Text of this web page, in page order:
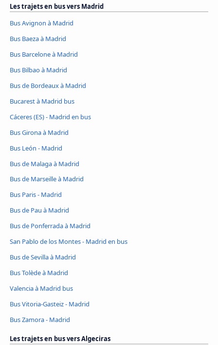
Les trajets en bus vers Madrid
Bus Avignon à Madrid
Bus Baeza à Madrid
Bus Barcelone à Madrid
Bus Bilbao à Madrid
Bus de Bordeaux à Madrid
Bucarest à Madrid bus
Cáceres‎ (ES) - Madrid en bus
Bus Girona à Madrid
Bus León - Madrid
Bus de Malaga à Madrid
Bus de Marseille à Madrid
Bus Paris - Madrid
Bus de Pau à Madrid
Bus de Ponferrada à Madrid
San Pablo de los Montes - Madrid en bus
Bus de Sevilla à Madrid
Bus Tolède à Madrid
Valencia à Madrid bus
Bus Vitoria-Gasteiz - Madrid
Bus Zamora - Madrid
Les trajets en bus vers Algeciras